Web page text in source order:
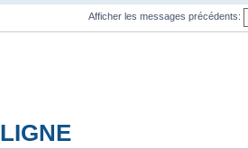
Afficher les messages précédents: